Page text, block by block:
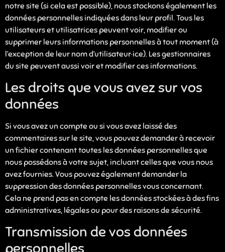
notre site (si cela est possible), nous stockons également les
données personnelles indiquées dans leur profil. Tous les
utilisateurs et utilisatrices peuvent voir, modifier ou
supprimer leurs informations personnelles à tout moment (à
l’exception de leur nom d’utilisateur·ice). Les gestionnaires
du site peuvent aussi voir et modifier ces informations.
Les droits que vous avez sur vos
données
Si vous avez un compte ou si vous avez laissé des
commentaires sur le site, vous pouvez demander à recevoir
un fichier contenant toutes les données personnelles que
nous possédons à votre sujet, incluant celles que vous nous
avez fournies. Vous pouvez également demander la
suppression des données personnelles vous concernant.
Cela ne prend pas en compte les données stockées à des fins
administratives, légales ou pour des raisons de sécurité.
Transmission de vos données
personnelles